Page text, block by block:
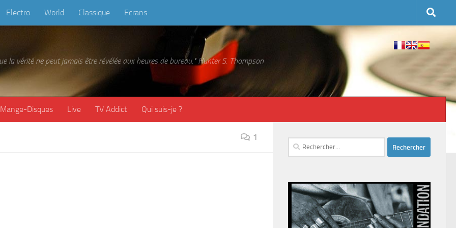
Electro World Classique Ecrans
la vérité ne peut jamais être révélée aux heures de bureau." Hunter S. Thompson
Mange-Disques Live TV Addict Qui suis-je ?
1
Rechercher :